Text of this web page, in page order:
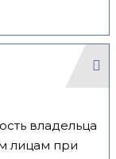
владельца
лицам при